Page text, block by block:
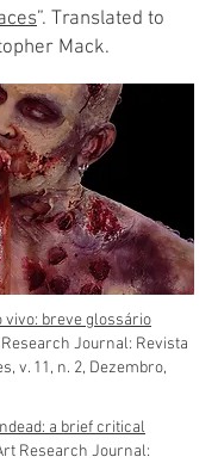
”. Translated to
Mack.
vivo: breve glossário
Research Journal: Revista
v. 11, n. 2, Dezembro,
a brief critical
Research Journal: